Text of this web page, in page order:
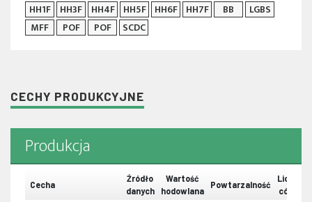
HH1F
HH3F HH4F HH5F HH6F HH7F BB
LGBS
MFF
POF POF SCDC
CECHY PRODUKCYJNE
Produkcja
Cecha
Źródło
danych
Wartość
hodowlana
Powtarzalność
Liczba
córek